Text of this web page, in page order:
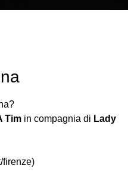
Tim in compagnia di Lady
firenze)